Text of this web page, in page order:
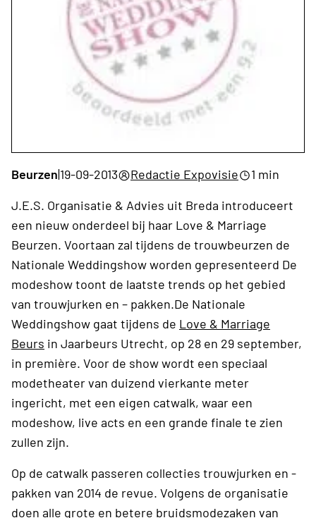
Beurzen|19-09-2013 Redactie Expovisie
1 min
J.E.S. Organisatie & Advies uit Breda introduceert
een nieuw onderdeel bij haar Love & Marriage
Beurzen. Voortaan zal tijdens de trouwbeurzen de
Nationale Weddingshow worden gepresenteerd De
modeshow toont de laatste trends op het gebied
van trouwjurken en – pakken.De Nationale
Weddingshow gaat tijdens de Love & Marriage
Beurs in Jaarbeurs Utrecht, op 28 en 29 september,
in première. Voor de show wordt een speciaal
modetheater van duizend vierkante meter
ingericht, met een eigen catwalk, waar een
modeshow, live acts en een grande finale te zien
zullen zijn.
Op de catwalk passeren collecties trouwjurken en -
pakken van 2014 de revue. Volgens de organisatie
doen alle grote en betere bruidsmodezaken van